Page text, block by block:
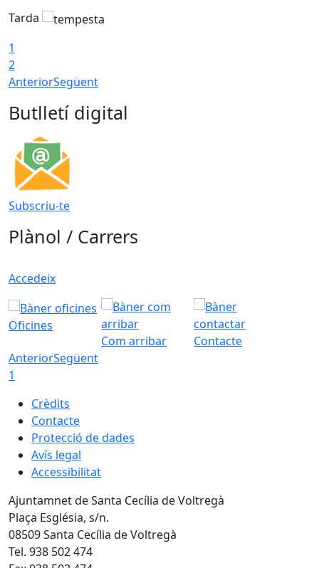
Tarda
1
2
AnteriorSegüent
Butlletí digital
Subscriu-te
Plànol / Carrers
Accedeix
Oficines
Com arribar
Contacte
AnteriorSegüent
1
Crèdits
Contacte
Protecció de dades
Avís legal
Accessibilitat
Ajuntamnet de Santa Cecília de Voltregà
Plaça Església, s/n.
08509 Santa Cecília de Voltregà
Tel. 938 502 474